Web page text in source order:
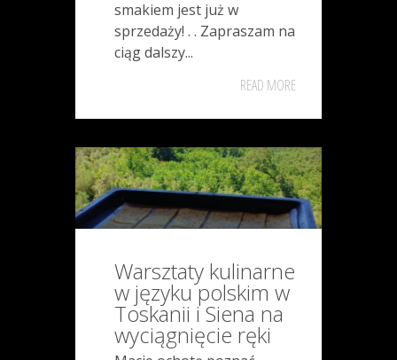
smakiem jest już w
sprzedaży! . . Zapraszam na
ciąg dalszy...
READ MORE
Warsztaty kulinarne
w języku polskim w
Toskanii i Siena na
wyciągnięcie ręki